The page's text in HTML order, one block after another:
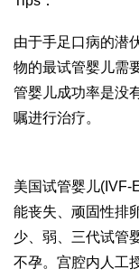
由于手足口病的潜
物的最试管婴儿需
管婴儿成功率是没
嘱进行治疗。
美国试管婴儿(IVF-
能丧失、顽固性排
少、弱、 三代试管
不孕。宫腔内人工